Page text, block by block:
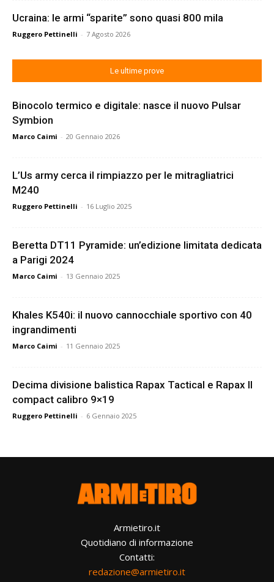
Ucraina: le armi “sparite” sono quasi 800 mila
Ruggero Pettinelli - 7 Agosto 2026
Le ultime prove
Binocolo termico e digitale: nasce il nuovo Pulsar
Symbion
Marco Caimi - 20 Gennaio 2026
L’Us army cerca il rimpiazzo per le mitragliatrici
M240
Ruggero Pettinelli - 16 Luglio 2025
Beretta DT11 Pyramide: un’edizione limitata dedicata
a Parigi 2024
Marco Caimi - 13 Gennaio 2025
Khales K540i: il nuovo cannocchiale sportivo con 40
ingrandimenti
Marco Caimi - 11 Gennaio 2025
Decima divisione balistica Rapax Tactical e Rapax II
compact calibro 9×19
Ruggero Pettinelli - 6 Gennaio 2025
Armietiro.it
Quotidiano di informazione
Contatti:
redazione@armietiro.it